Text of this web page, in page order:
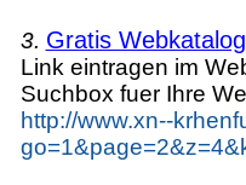
3. Gratis
Link eintragen im
Suchbox fuer Ihre
http://www.xn--